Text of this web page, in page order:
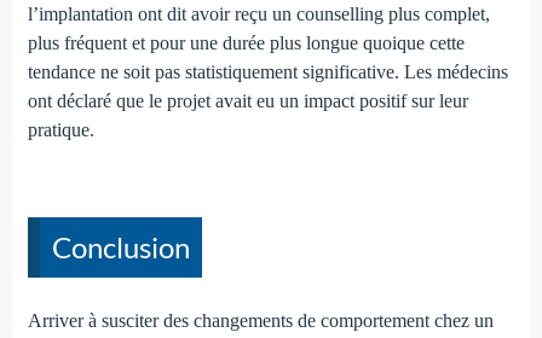
l’implantation ont dit avoir reçu un counselling plus complet,
plus fréquent et pour une durée plus longue quoique cette
tendance ne soit pas statistiquement significative. Les médecins
ont déclaré que le projet avait eu un impact positif sur leur
pratique.
Conclusion
Arriver à susciter des changements de comportement chez un